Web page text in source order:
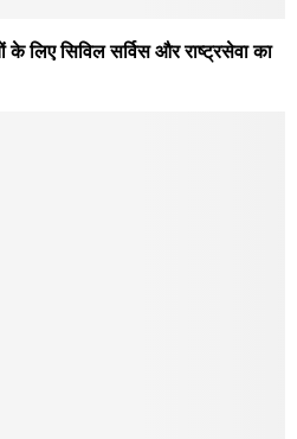
लिए सिविल सर्विस और राष्ट्रसेवा का